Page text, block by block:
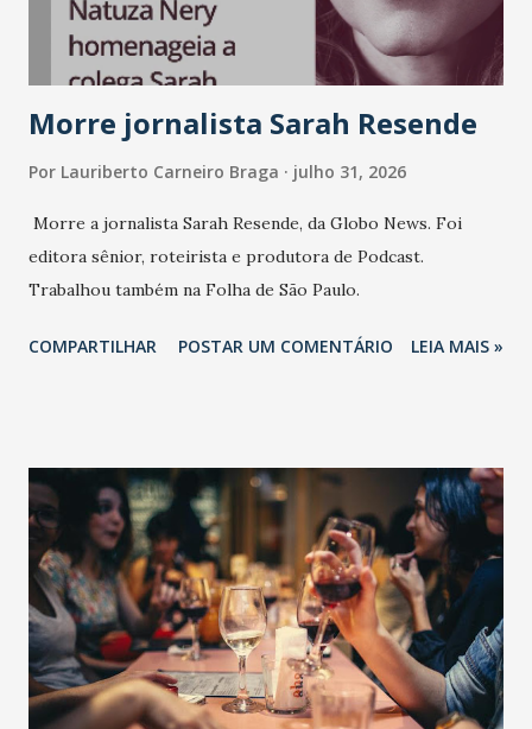
Morre jornalista Sarah Resende
Por Lauriberto Carneiro Braga julho 31, 2026
Morre a jornalista Sarah Resende, da Globo News. Foi
editora sênior, roteirista e produtora de Podcast.
Trabalhou também na Folha de São Paulo.
COMPARTILHAR POSTAR UM COMENTÁRIO LEIA MAIS »